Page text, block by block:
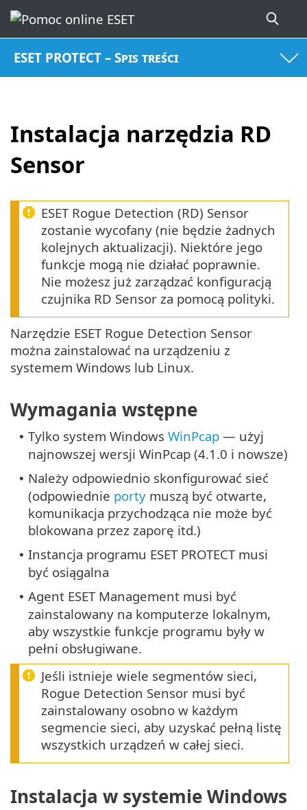
ESET PROTECT – Spis treści
Instalacja narzędzia RD
Sensor
ESET Rogue Detection (RD) Sensor
zostanie wycofany (nie będzie żadnych
kolejnych aktualizacji). Niektóre jego
funkcje mogą nie działać poprawnie.
Nie możesz już zarządzać konfiguracją
czujnika RD Sensor za pomocą polityki.
Narzędzie ESET Rogue Detection Sensor
można zainstalować na urządzeniu z
systemem Windows lub Linux.
Wymagania wstępne
• Tylko system Windows WinPcap — użyj
najnowszej wersji WinPcap (4.1.0 i nowsze)
• Należy odpowiednio skonfigurować sieć
(odpowiednie porty muszą być otwarte,
komunikacja przychodząca nie może być
blokowana przez zaporę itd.)
• Instancja programu ESET PROTECT musi
być osiągalna
• Agent ESET Management musi być
zainstalowany na komputerze lokalnym,
aby wszystkie funkcje programu były w
pełni obsługiwane.
Jeśli istnieje wiele segmentów sieci,
Rogue Detection Sensor musi być
zainstalowany osobno w każdym
segmencie sieci, aby uzyskać pełną listę
wszystkich urządzeń w całej sieci.
Instalacja w systemie Windows